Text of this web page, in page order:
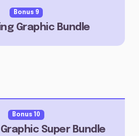
Bonus 9
Graphic Bundle
Bonus 10
Super Bundle